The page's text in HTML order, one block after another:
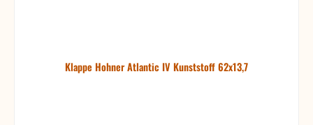
Klappe Hohner Atlantic IV Kunststoff 62x13,7